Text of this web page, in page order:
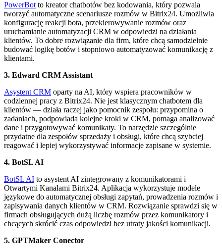
PowerBotto kreator chatbotów bez kodowania, który pozwala
tworzyć automatyczne scenariusze rozmów w Bitrix24. Umożliwia
konfigurację reakcji bota, przekierowywanie rozmów oraz
uruchamianie automatyzacji CRM w odpowiedzi na działania
klientów. To dobre rozwiązanie dla firm, które chcą samodzielnie
budować logikę botów i stopniowo automatyzować komunikację z
klientami.
3. Edward CRM Assistant
Asystent CRM oparty na AI, który wspiera pracowników w
codziennej pracy z Bitrix24. Nie jest klasycznym chatbotem dla
klientów — działa raczej jako pomocnik zespołu: przypomina o
zadaniach, podpowiada kolejne kroki w CRM, pomaga analizować
dane i przygotowywać komunikaty. To narzędzie szczególnie
przydatne dla zespołów sprzedaży i obsługi, które chcą szybciej
reagować i lepiej wykorzystywać informacje zapisane w systemie.
4. BotSL AI
BotSL AI to asystent AI zintegrowany z komunikatorami i
Otwartymi Kanałami Bitrix24. Aplikacja wykorzystuje modele
językowe do automatycznej obsługi zapytań, prowadzenia rozmów i
zapisywania danych klientów w CRM. Rozwiązanie sprawdzi się w
firmach obsługujących dużą liczbę rozmów przez komunikatory i
chcących skrócić czas odpowiedzi bez utraty jakości komunikacji.
5. GPTMaker Conector